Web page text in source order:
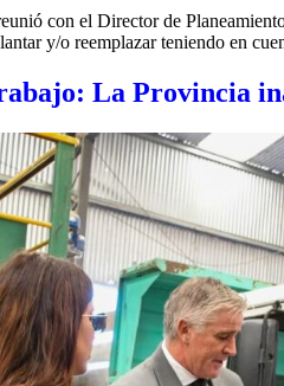
con el Director de
y/o reemplazar teniendo en
La Provincia